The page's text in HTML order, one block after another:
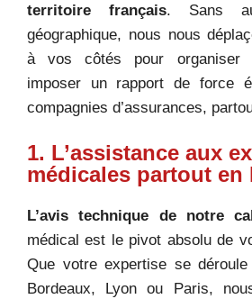
territoire français. Sans
géographique, nous nous
à vos côtés pour organiser
imposer un rapport de force
compagnies d’assurances,
1. L’assistance aux
médicales partout en
L’avis technique de notre
médical est le pivot absolu de
Que votre expertise se
Bordeaux, Lyon ou Paris,